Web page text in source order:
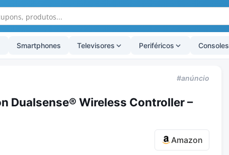
Smartphones Televisores Periféricos Consoles
#anúncio
Dualsense® Wireless Controller –
Amazon